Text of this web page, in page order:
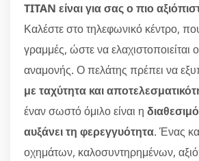
TITAN είναι για σας ο πιο
Καλέστε στο τηλεφωνικό κέντρο,
γραμμές, ώστε να ελαχιστοποιείται
αναμονής. Ο πελάτης πρέπει να
με ταχύτητα και
έναν σωστό όμιλο είναι η
αυξάνει τη φερεγγυότητα. Ένας
οχημάτων, καλοσυντηρημένων,